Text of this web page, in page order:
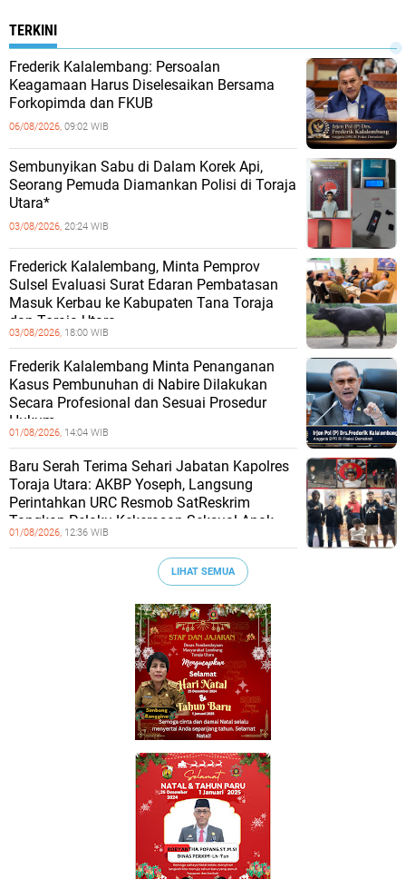
TERKINI
Frederik Kalalembang: Persoalan
Keagamaan Harus Diselesaikan Bersama
Forkopimda dan FKUB
06/08/2026, 09:02 WIB
Sembunyikan Sabu di Dalam Korek Api,
Seorang Pemuda Diamankan Polisi di Toraja
Utara*
03/08/2026, 20:24 WIB
Frederick Kalalembang, Minta Pemprov
Sulsel Evaluasi Surat Edaran Pembatasan
Masuk Kerbau ke Kabupaten Tana Toraja
dan Toraja Utara
03/08/2026, 18:00 WIB
Frederik Kalalembang Minta Penanganan
Kasus Pembunuhan di Nabire Dilakukan
Secara Profesional dan Sesuai Prosedur
Hukum
01/08/2026, 14:04 WIB
Baru Serah Terima Sehari Jabatan Kapolres
Toraja Utara: AKBP Yoseph, Langsung
Perintahkan URC Resmob SatReskrim
Tangkap Pelaku Kekerasan Seksual Anak
01/08/2026, 12:36 WIB
LIHAT SEMUA